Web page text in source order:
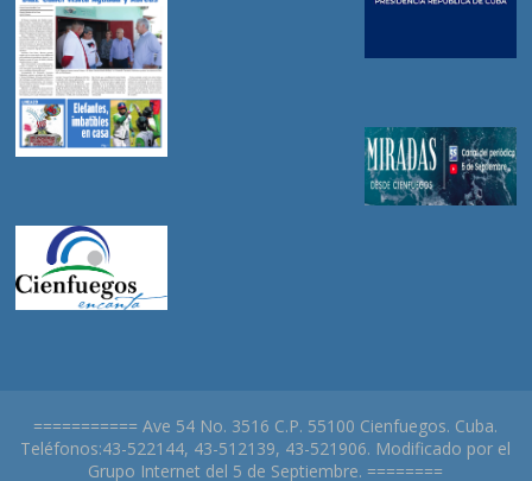
=========== Ave 54 No. 3516 C.P. 55100 Cienfuegos. Cuba.
Teléfonos:43-522144, 43-512139, 43-521906. Modificado por el
Grupo Internet del 5 de Septiembre. ========